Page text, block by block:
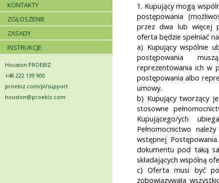
KONTAKTY
ZGŁOSZENIE
ZASADY
INSTRUKCJE
Houston PROEBIZ
+48 222 139 900
proebiz.com/pl/support
houston@proebiz.com
1. Kupujący mogą
postępowania
przez dwa lub więcej
oferta będzie spełniać
a) Kupujący wspólnie
postępowania
reprezentowania ich w
postępowania albo
umowy.
b) Kupujący tworzący
stosowne
Kupującego/ych
Pełnomocnictwo
wstępnej
dokumentu pod taką
składających wspólną
c) Oferta musi być
zobowiązywała